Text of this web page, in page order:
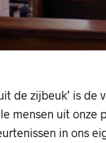
de zijbeuk’ is
mensen uit onze
in ons